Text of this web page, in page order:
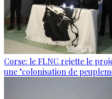
Corse: le FLNC rejette le
une "colonisation de